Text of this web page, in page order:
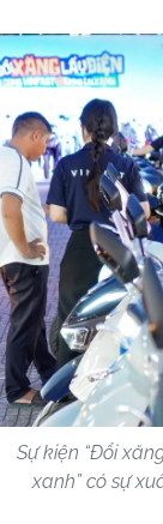
Sự kiện “Đổi
xanh” có sự